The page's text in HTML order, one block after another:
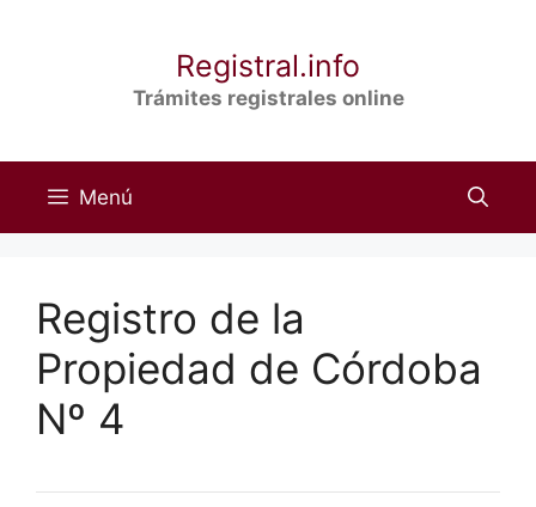
Registral.info
Trámites registrales online
Menú
Registro de la
Propiedad de Córdoba
Nº 4